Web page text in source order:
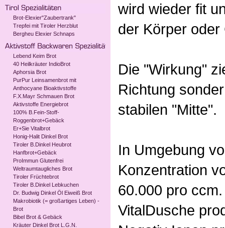
Brot-Elexier"Zaubertrank"
Trepfei mit Tiroler Herzblut
Bergheu Elexier Schnaps
Lebend Keim Brot
40 Heilkräuter IndioBrot
Aphorsia Brot
PurPur Leinsamenbrot mit
Anthocyane Bioaktivstoffe
F.X.Mayr Schmauen Brot
Aktivstoffe Energiebrot
100% B.Fein-Stoff-
Roggenbrot+Gebäck
Er+Sie Vitalbrot
Honig-Halit Dinkel Brot
Tiroler B.Dinkel Heubrot
Hanfbrot+Gebäck
ProImmun Glutenfrei
Weltraumtaugliches Brot
Tiroler Früchtebrot
Tiroler B.Dinkel Lebkuchen
Dr. Budwig Dinkel Öl Eiweiß Brot
Makrobiotik (= großartiges Leben) -
Brot
Bibel Brot & Gebäck
Kräuter Dinkel Brot L.G.N.
wird wieder fit
der Körper
Die "Wirkung"
Richtung
stabilen "Mitte".
In Umgebung
Konzentration
60.000 pro
VitalDusche